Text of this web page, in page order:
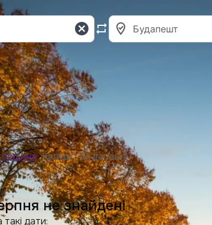
>Калуш - Будапешт
не знайдені
дати: